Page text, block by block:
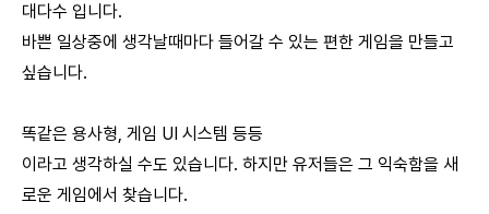
대다수 입니다.
바쁜 일상중에 생각날때마다 들어갈 수 있는 편한 게임을 만들고
싶습니다.
똑같은 용사형, 게임 UI 시스템 등등
이라고 생각하실 수도 있습니다. 하지만 유저들은 그 익숙함을 새
로운 게임에서 찾습니다.